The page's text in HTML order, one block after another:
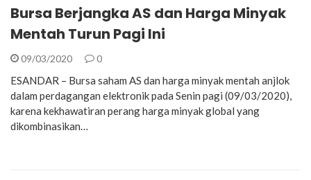
Bursa Berjangka AS dan Harga Minyak
Mentah Turun Pagi Ini
09/03/2020 0
ESANDAR – Bursa saham AS dan harga minyak mentah anjlok
dalam perdagangan elektronik pada Senin pagi (09/03/2020),
karena kekhawatiran perang harga minyak global yang
dikombinasikan…